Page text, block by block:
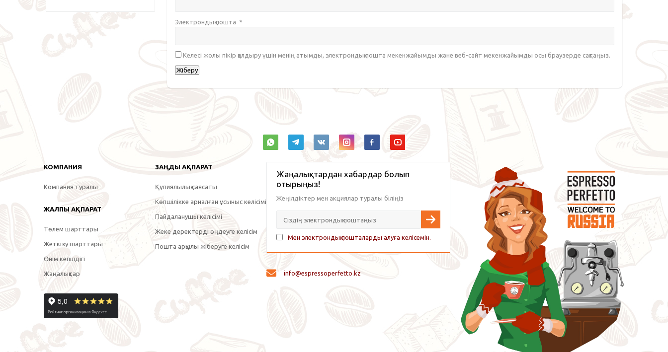
Электрондық пошта *
Келесі жолы пікір қалдыру үшін менің атымды, электрондық пошта мекенжайымды және веб-сайт мекенжайымды осы браузерде сақтаңыз.
КОМПАНИЯ
Компания туралы
ЖАЛПЫ АҚПАРАТ
Төлем шарттары
Жеткізу шарттары
Өнім кепілдігі
Жаңалықтар
ЗАҢДЫ АҚПАРАТ
Құпиялылық саясаты
Көпшілікке арналған ұсыныс келісімі
Пайдаланушы келісімі
Жеке деректерді өңдеуге келісім
Пошта арқылы жіберуге келісім
Жаңалықтардан хабардар болып
отырыңыз!
Жеңілдіктер мен акциялар туралы біліңіз
Мен электрондық пошталарды алуға келісемін.
info@espressoperfetto.kz